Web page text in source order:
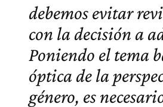
debemos evitar
con la decisión a
Poniendo el tema
óptica de la
género, es